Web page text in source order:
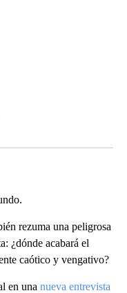
rezuma una peligrosa
¿dónde acabará el
caótico y vengativo?
en una nueva entrevista